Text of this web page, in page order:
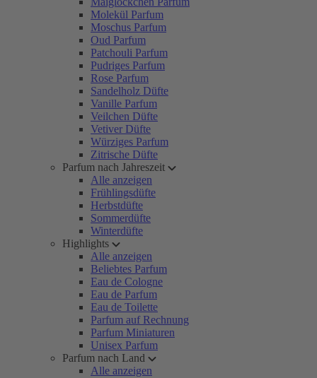
Molekül Parfum
Moschus Parfum
Oud Parfum
Patchouli Parfum
Pudriges Parfum
Rose Parfum
Sandelholz Düfte
Vanille Parfum
Veilchen Düfte
Vetiver Düfte
Würziges Parfum
Zitrische Düfte
Parfum nach Jahreszeit
Alle anzeigen
Frühlingsdüfte
Herbstdüfte
Sommerdüfte
Winterdüfte
Highlights
Alle anzeigen
Beliebtes Parfum
Eau de Cologne
Eau de Parfum
Eau de Toilette
Parfum auf Rechnung
Parfum Miniaturen
Unisex Parfum
Parfum nach Land
Alle anzeigen